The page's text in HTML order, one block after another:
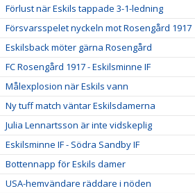
Förlust när Eskils tappade 3-1-ledning
Försvarsspelet nyckeln mot Rosengård 1917
Eskilsback möter gärna Rosengård
FC Rosengård 1917 - Eskilsminne IF
Målexplosion när Eskils vann
Ny tuff match väntar Eskilsdamerna
Julia Lennartsson är inte vidskeplig
Eskilsminne IF - Södra Sandby IF
Bottennapp för Eskils damer
USA-hemvändare räddare i nöden